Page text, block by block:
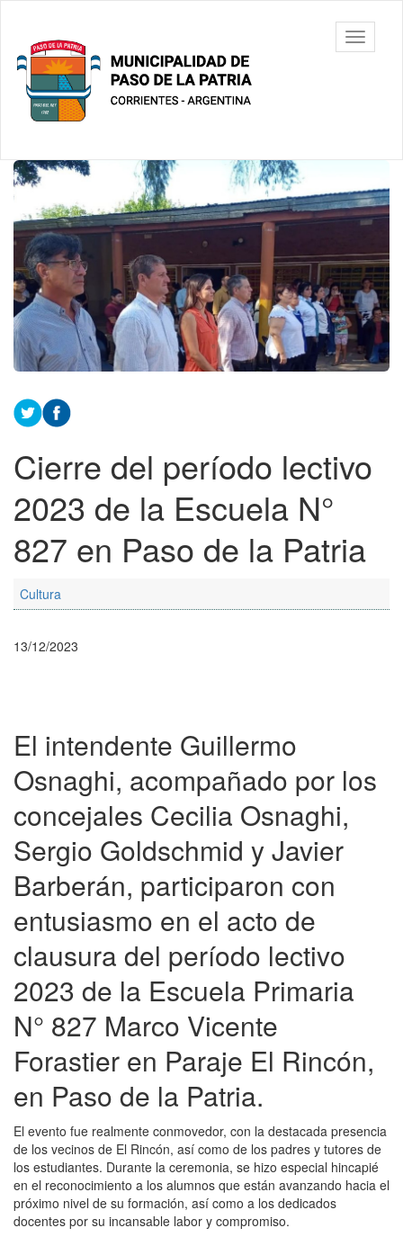
contenido
principal
Municipalidad
de Paso De
La Patria
barra
Contenido
principal
Cierre del período lectivo
2023 de la Escuela N°
827 en Paso de la Patria
Cultura
13/12/2023
El intendente Guillermo
Osnaghi, acompañado por los
concejales Cecilia Osnaghi,
Sergio Goldschmid y Javier
Barberán, participaron con
entusiasmo en el acto de
clausura del período lectivo
2023 de la Escuela Primaria
N° 827 Marco Vicente
Forastier en Paraje El Rincón,
en Paso de la Patria.
El evento fue realmente conmovedor, con la destacada presencia
de los vecinos de El Rincón, así como de los padres y tutores de
los estudiantes. Durante la ceremonia, se hizo especial hincapié
en el reconocimiento a los alumnos que están avanzando hacia el
próximo nivel de su formación, así como a los dedicados
docentes por su incansable labor y compromiso.